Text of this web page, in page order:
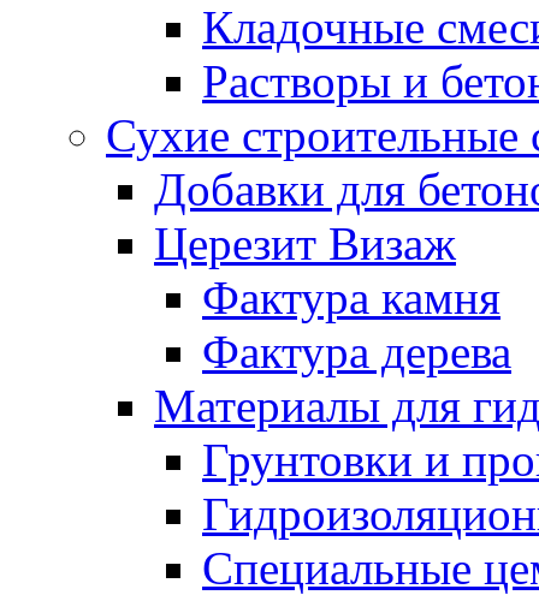
Кладочные
Растворы и
Сухие строительные
Добавки для
Церезит Визаж
Фактура камня
Фактура дерева
Материалы для
Грунтовки и
Специальные